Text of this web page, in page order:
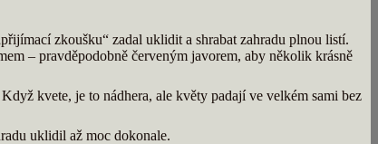
zkoušku“ zadal uklidit a shrabat zahradu plnou listí.
– pravděpodobně červeným javorem, aby několik krásně
kvete, je to nádhera, ale květy padají ve velkém sami bez
uklidil až moc dokonale.